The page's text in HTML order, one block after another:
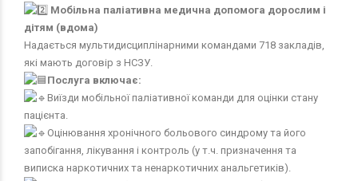
Мобільна паліативна медична допомога дорослим і
дітям (вдома)
Надається мультидисциплінарними командами 718 закладів,
які мають договір з НСЗУ.
Послуга включає:
Виїзди мобільної паліативної команди для оцінки стану
пацієнта.
Оцінювання хронічного больового синдрому та його
запобігання, лікування і контроль (у т.ч. призначення та
виписка наркотичних та ненаркотичних анальгетиків).